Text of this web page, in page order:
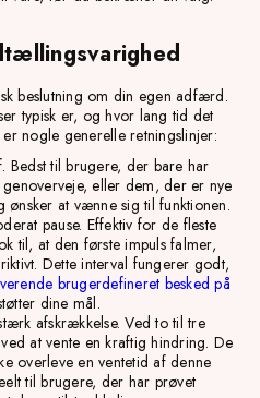
beslutning om din egen adfærd.
typisk er, og hvor lang tid det
nogle generelle retningslinjer:
Bedst til brugere, der bare har
eller dem, der er nye
at vænne sig til funktionen.
pause. Effektiv for de fleste
til, at den første impuls falmer,
Dette interval fungerer godt,
brugerdefineret besked på
dine mål.
afskrækkelse. Ved to til tre
at vente en kraftig hindring. De
overleve en ventetid af denne
til brugere, der har prøvet